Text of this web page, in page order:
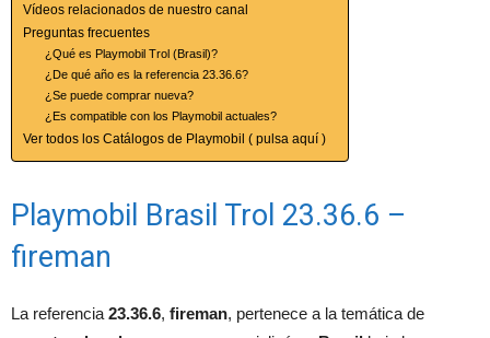
Vídeos relacionados de nuestro canal
Preguntas frecuentes
¿Qué es Playmobil Trol (Brasil)?
¿De qué año es la referencia 23.36.6?
¿Se puede comprar nueva?
¿Es compatible con los Playmobil actuales?
Ver todos los Catálogos de Playmobil ( pulsa aquí )
Playmobil Brasil Trol 23.36.6 –
fireman
La referencia 23.36.6, fireman, pertenece a la temática de